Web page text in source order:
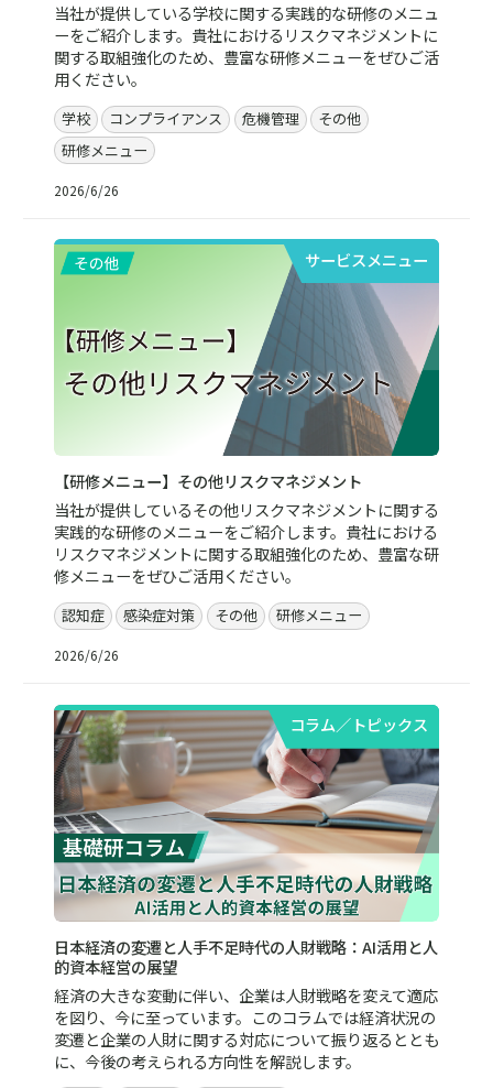
当社が提供している学校に関する実践的な研修のメニュ
ーをご紹介します。貴社におけるリスクマネジメントに
関する取組強化のため、豊富な研修メニューをぜひご活
用ください。
学校 コンプライアンス 危機管理
その他
研修メニュー
2026/6/26
サービスメニュー
【研修メニュー】その他リスクマネジメント
当社が提供しているその他リスクマネジメントに関する
実践的な研修のメニューをご紹介します。貴社における
リスクマネジメントに関する取組強化のため、豊富な研
修メニューをぜひご活用ください。
認知症 感染症対策 その他 研修メニュー
2026/6/26
コラム／トピックス
日本経済の変遷と人手不足時代の人財戦略：AI活用と人
的資本経営の展望
経済の大きな変動に伴い、企業は人財戦略を変えて適応
を図り、今に至っています。このコラムでは経済状況の
変遷と企業の人財に関する対応について振り返るととも
に、今後の考えられる方向性を解説します。